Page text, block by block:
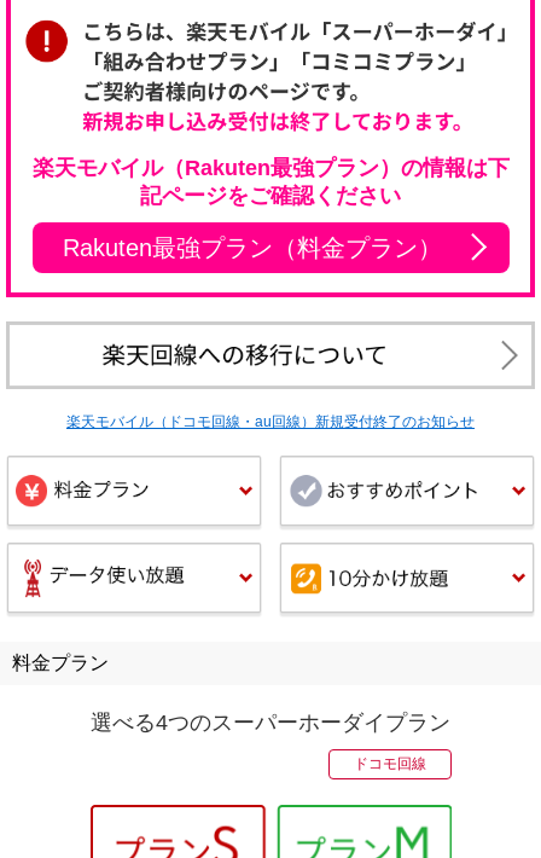
楽天モバイル（Rakuten最強プラン）の情報は下
記ページをご確認ください
Rakuten最強プラン（料金プラン）
楽天モバイル（ドコモ回線・au回線）新規受付終了のお知らせ
料金プラン
選べる4つのスーパーホーダイプラン
ドコモ回線